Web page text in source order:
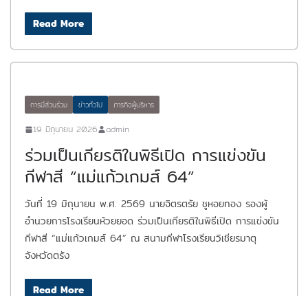
Read More
การมีส่วนร่วม ข่าวทั่วไป ภารกิจผู้บริหาร
19 มิถุนายน 2026 admin
ร่วมเป็นเกียรติในพิธีเปิด การแข่งขัน
กีฬาสี “แม่แก้วเกมส์ 64”
วันที่ 19 มิถุนายน พ.ศ. 2569 นายจิตรตรัย ชูหอยทอง รองผู้
อำนวยการโรงเรียนห้วยยอด ร่วมเป็นเกียรติในพิธีเปิด การแข่งขัน
กีฬาสี “แม่แก้วเกมส์ 64” ณ สนามกีฬาโรงเรียนวิเชียรมาตุ
จังหวัดตรัง
Read More